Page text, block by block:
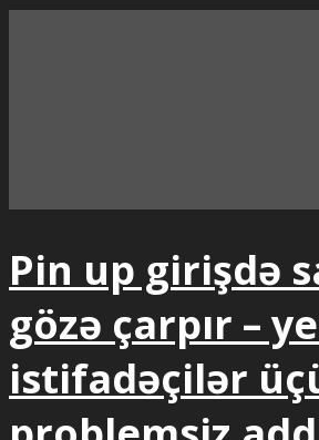
Pin up girişdə
gözə çarpır –
istifadəçilər